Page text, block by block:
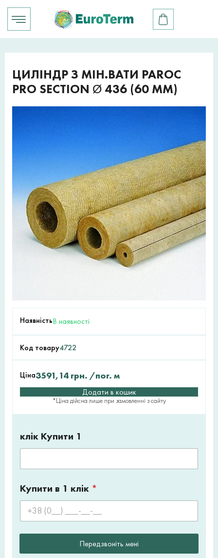
ЦИЛІНДР З МІН.ВАТИ PAROC
PRO SECTION Ø 436 (60 ММ)
НаявністьВ наявності
Код товару4722
Ціна3591,14 грн. /пог. м
Додати в кошик
*Ціна дійсна лише при замовленні з сайту
клік Купити 1
Купити в 1 клік *
Передзвоніть мені